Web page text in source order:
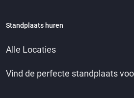
Standplaats huren
Alle Locaties
Vind de perfecte standplaats